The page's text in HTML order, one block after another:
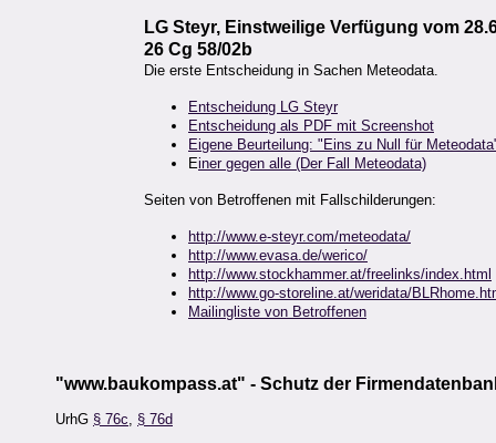
LG Steyr, Einstweilige Verfügung vom
26 Cg 58/02b
Die erste Entscheidung in Sachen Meteodata.
Entscheidung LG Steyr
Entscheidung als PDF mit Screenshot
Eigene Beurteilung: "Eins zu Null für
Einer gegen alle (Der Fall Meteodata)
Seiten von Betroffenen mit Fallschilderungen:
http://www.e-steyr.com/meteodata/
http://www.evasa.de/werico/
http://www.stockhammer.at/freelinks/index.html
http://www.go-storeline.at/weridata/
Mailingliste von Betroffenen
"www.baukompass.at" - Schutz der
UrhG § 76c § 76d